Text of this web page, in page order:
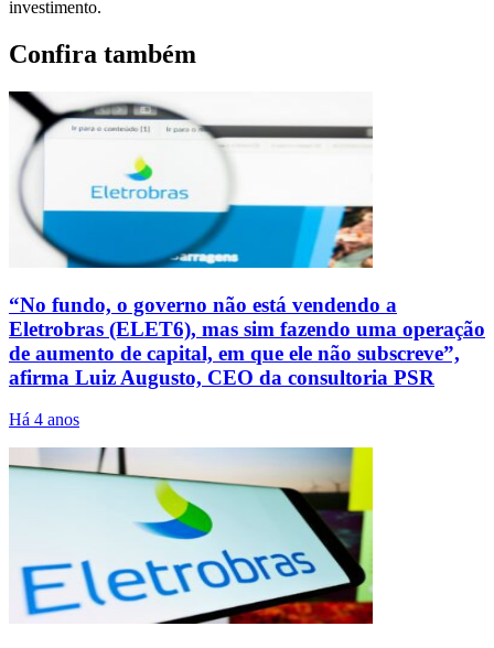
investimento.
Confira também
“No fundo, o governo não está vendendo a
Eletrobras (ELET6), mas sim fazendo uma operação
de aumento de capital, em que ele não subscreve”,
afirma Luiz Augusto, CEO da consultoria PSR
Há 4 anos